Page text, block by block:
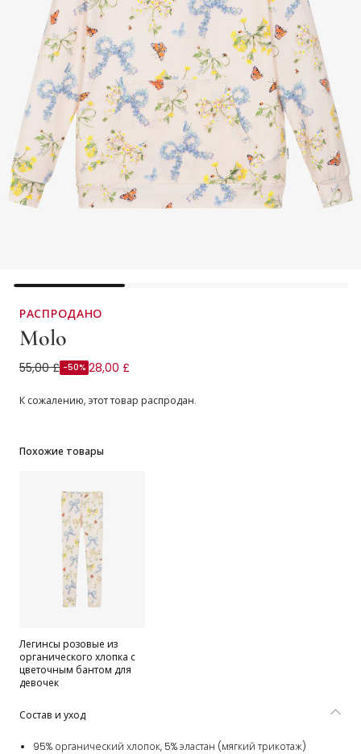
РАСПРОДАНО
Molo
Худи розовое из органического хлопка с цветочными
55,00 £ -50% 28,00 £
К сожалению, этот товар распродан.
Похожие товары
Легинсы розовые из
органического хлопка с
цветочным бантом для
девочек
Состав и уход
95% органический хлопок, 5% эластан (мягкий трикотаж)